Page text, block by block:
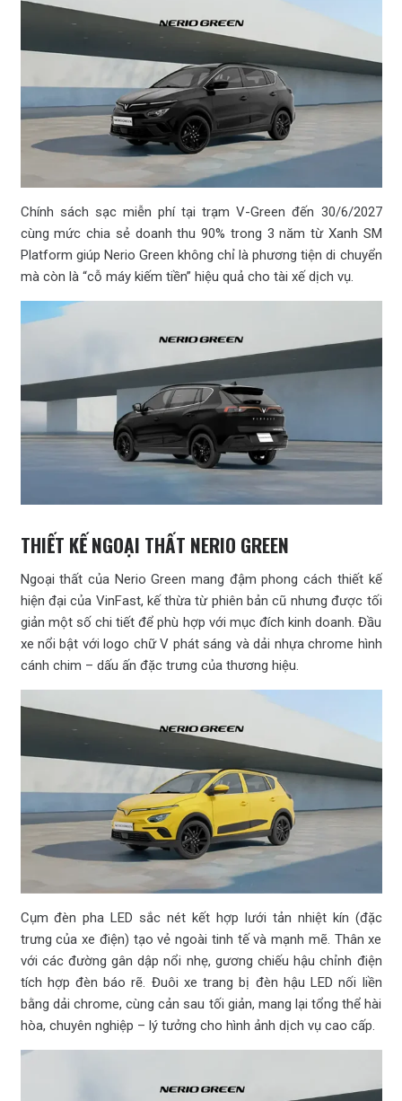
Chính sách sạc miễn phí tại trạm V-Green đến 30/6/2027
cùng mức chia sẻ doanh thu 90% trong 3 năm từ Xanh SM
Platform giúp Nerio Green không chỉ là phương tiện di chuyển
mà còn là “cỗ máy kiếm tiền” hiệu quả cho tài xế dịch vụ.
THIẾT KẾ NGOẠI THẤT NERIO GREEN
Ngoại thất của Nerio Green mang đậm phong cách thiết kế
hiện đại của VinFast, kế thừa từ phiên bản cũ nhưng được tối
giản một số chi tiết để phù hợp với mục đích kinh doanh. Đầu
xe nổi bật với logo chữ V phát sáng và dải nhựa chrome hình
cánh chim – dấu ấn đặc trưng của thương hiệu.
Cụm đèn pha LED sắc nét kết hợp lưới tản nhiệt kín (đặc
trưng của xe điện) tạo vẻ ngoài tinh tế và mạnh mẽ. Thân xe
với các đường gân dập nổi nhẹ, gương chiếu hậu chỉnh điện
tích hợp đèn báo rẽ. Đuôi xe trang bị đèn hậu LED nối liền
bằng dải chrome, cùng cản sau tối giản, mang lại tổng thể hài
hòa, chuyên nghiệp – lý tưởng cho hình ảnh dịch vụ cao cấp.